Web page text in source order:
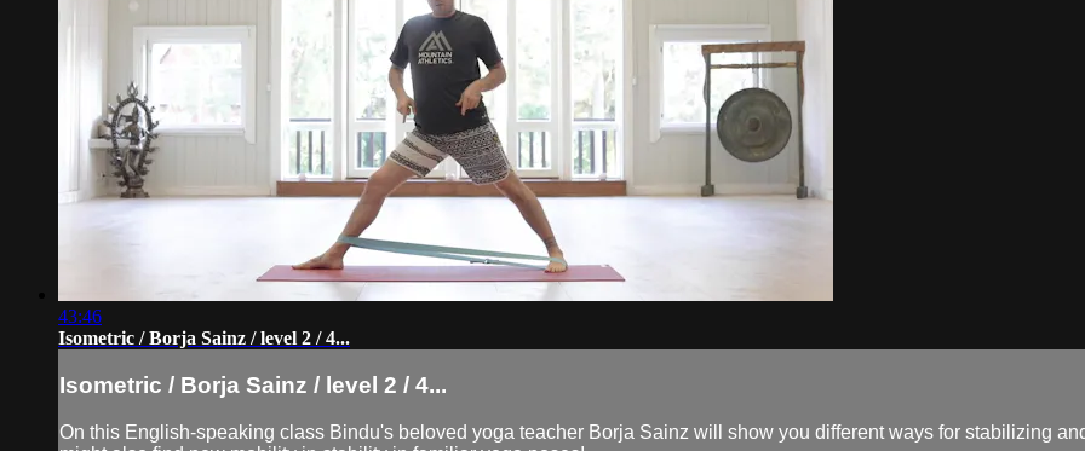
43:46
Isometric / Borja Sainz / level 2 / 4...
Isometric / Borja Sainz / level 2 / 4...
On this English-speaking class Bindu's beloved yoga teacher Borja Sainz will show you different ways for stabilizing